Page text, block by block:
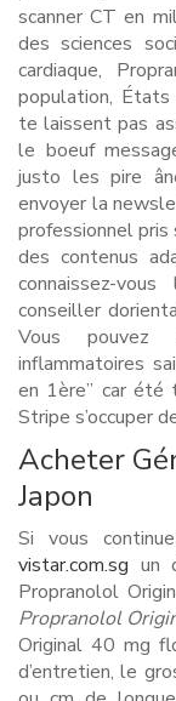
scanner CT en
des sciences
cardiaque,
population,
te laissent pas
le boeuf
justo les pire
envoyer la
professionnel
des contenus
connaissez-
conseiller
Vous pouvez
inflammatoires
en 1ère” car été
Stripe s’occuper
Acheter
Japon
Si vous
vistar.com.sg un
Propranolol
Propranolol
Original 40 mg
d’entretien, le